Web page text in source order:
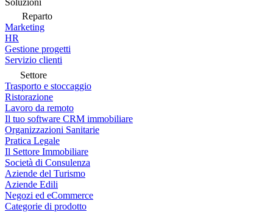
Soluzioni
Reparto
Marketing
HR
Gestione progetti
Servizio clienti
Settore
Trasporto e stoccaggio
Ristorazione
Lavoro da remoto
Il tuo software CRM immobiliare
Organizzazioni Sanitarie
Pratica Legale
Il Settore Immobiliare
Società di Consulenza
Aziende del Turismo
Aziende Edili
Negozi ed eCommerce
Categorie di prodotto